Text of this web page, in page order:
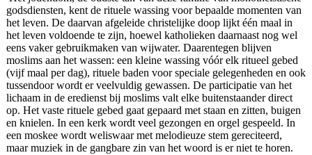
godsdiensten, kent de rituele wassing voor bepaalde momenten van
het leven. De daarvan afgeleide christelijke doop lijkt één maal in
het leven voldoende te zijn, hoewel katholieken daarnaast nog wel
eens vaker gebruikmaken van wijwater. Daarentegen blijven
moslims aan het wassen: een kleine wassing vóór elk ritueel gebed
(vijf maal per dag), rituele baden voor speciale gelegenheden en ook
tussendoor wordt er veelvuldig gewassen. De participatie van het
lichaam in de eredienst bij moslims valt elke buitenstaander direct
op. Het vaste rituele gebed gaat gepaard met staan en zitten, buigen
en knielen. In een kerk wordt veel gezongen en orgel gespeeld. In
een moskee wordt weliswaar met melodieuze stem gereciteerd,
maar muziek in de gangbare zin van het woord is er niet te horen.